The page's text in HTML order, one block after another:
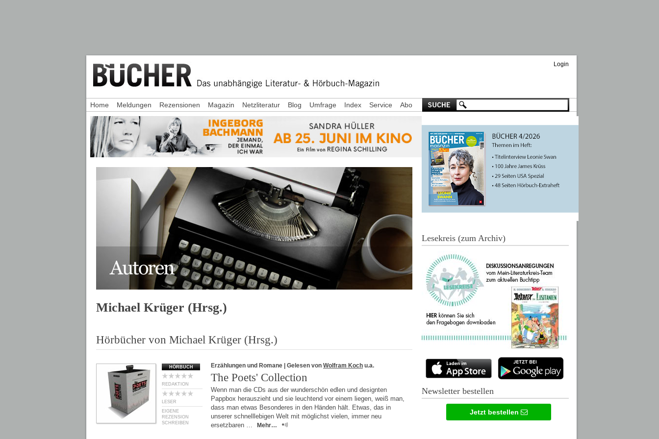
Login
Michael Krüger (Hrsg.)
Hörbücher von Michael Krüger (Hrsg.)
HÖRBUCH
REDAKTION
LESER
EIGENE
REZENSION
SCHREIBEN
Erzählungen und Romane | Gelesen von Wolfram Koch u.a.
The Poets' Collection
Wenn man die CDs aus der wunderschön edlen und designten
Pappbox herauszieht und sie leuchtend vor einem liegen, weiß man,
dass man etwas Besonderes in den Händen hält. Etwas, das in
unserer schnelllebigen Welt mit möglichst vielen, immer neu
ersetzbaren …
Mehr…
Home Meldungen Rezensionen Magazin Netzliteratur Blog Umfrage Index Service Abo
Lesekreis (zum Archiv)
Newsletter bestellen
Jetzt bestellen